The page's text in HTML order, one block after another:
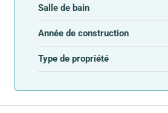
Salle de bain
Année de construction
Type de propriété